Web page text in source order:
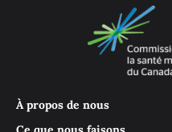
À propos de nous